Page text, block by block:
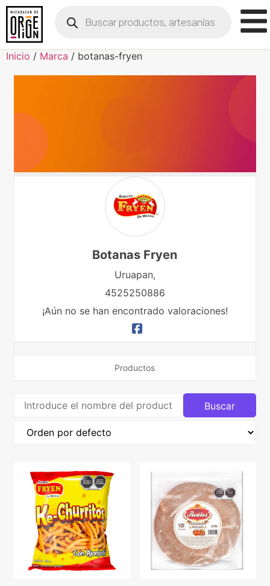
Inicio / Marca / botanas-fryen
Botanas Fryen
Uruapan,
4525250886
¡Aún no se han encontrado valoraciones!
Productos